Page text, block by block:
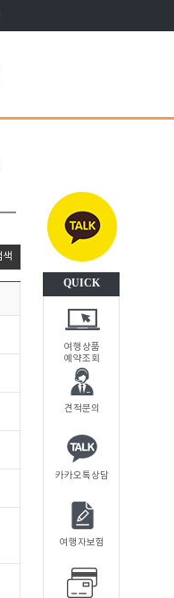
QUICK
여행상품
예약조회
견적문의
카카오톡상담
여행자보험